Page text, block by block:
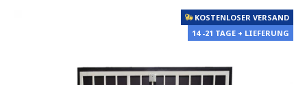
KOSTENLOSER VERSAND
14 -21 TAGE + LIEFERUNG